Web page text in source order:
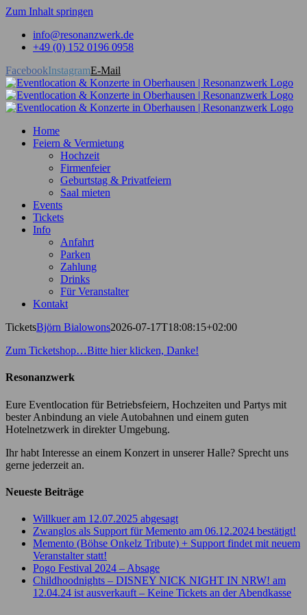
Zum Inhalt springen
info@resonanzwerk.de
+49 (0) 152 0196 0958
FacebookInstagramE-Mail
Home
Feiern & Vermietung
Hochzeit
Firmenfeier
Geburtstag & Privatfeiern
Saal mieten
Events
Tickets
Info
Anfahrt
Parken
Zahlung
Drinks
Für Veranstalter
Kontakt
TicketsBjörn Bialowons2026-07-17T18:08:15+02:00
Zum Ticketshop…Bitte hier klicken, Danke!
Resonanzwerk
Eure Eventlocation für Betriebsfeiern, Hochzeiten und Partys mit
bester Anbindung an viele Autobahnen und einem guten
Hotelnetzwerk in direkter Umgebung.
Ihr habt Interesse an einem Konzert in unserer Halle? Sprecht uns
gerne jederzeit an.
Neueste Beiträge
Willkuer am 12.07.2025 abgesagt
Zwanglos als Support für Memento am 06.12.2024 bestätigt!
Memento (Böhse Onkelz Tribute) + Support findet mit neuem
Veranstalter statt!
Pogo Festival 2024 – Absage
Childhoodnights – DISNEY NICK NIGHT IN NRW! am
12.04.24 ist ausverkauft – Keine Tickets an der Abendkasse